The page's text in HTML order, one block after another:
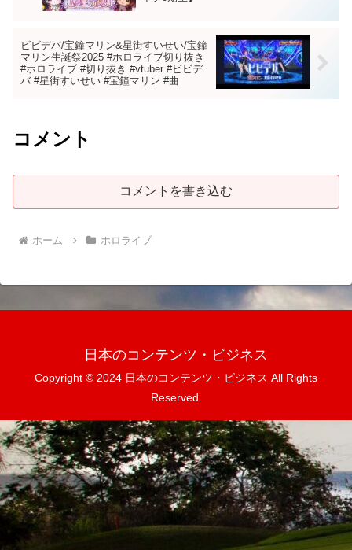
ビビデバ/宝鐘マリン&星街すいせい/宝鐘
マリン生誕祭2025 #ホロライブ切り抜き
#ホロライブ #切り抜き #vtuber #ビビデ
バ #星街すいせい #宝鐘マリン #曲
コメント
コメントを書き込む
ホーム ホロライブ
日本のコンテンツ・ビジネス
Copyright © 2024 日本のコンテンツ・ビジネス All Rights
Reserved.